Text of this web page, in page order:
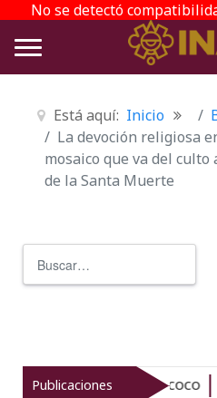
No se detectó
Está aquí: Inicio
La devoción religiosa
mosaico que va del
de la Santa Muerte
Publicaciones
de Texcoco Nuevo